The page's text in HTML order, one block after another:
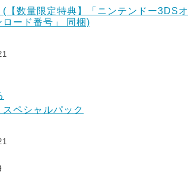
【数量限定特典】「ニンテンドー3DSオ
ード番号」 同梱)
ペシャルパック